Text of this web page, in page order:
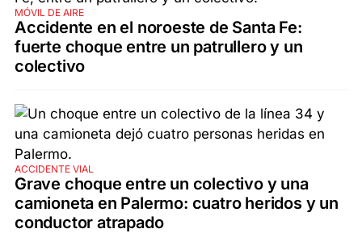
MÓVIL DE AIRE
Accidente en el noroeste de Santa Fe:
fuerte choque entre un patrullero y un
colectivo
ACCIDENTE VIAL
Grave choque entre un colectivo y una
camioneta en Palermo: cuatro heridos y un
conductor atrapado